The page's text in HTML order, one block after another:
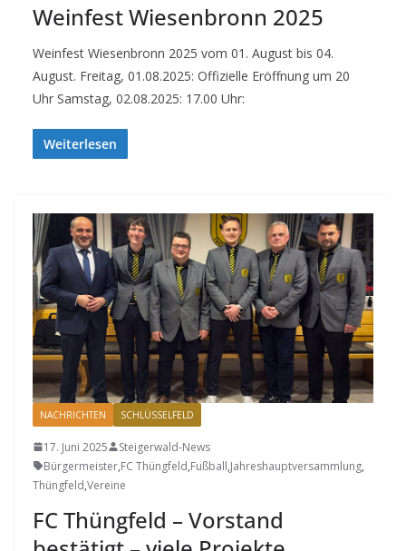
Weinfest Wiesenbronn 2025
Weinfest Wiesenbronn 2025 vom 01. August bis 04.
August. Freitag, 01.08.2025: Offizielle Eröffnung um 20
Uhr Samstag, 02.08.2025: 17.00 Uhr:
Weiterlesen
NACHRICHTEN SCHLÜSSELFELD
17. Juni 2025
Steigerwald-News
Bürgermeister,FC Thüngfeld,Fußball,Jahreshauptversammlung,
Thüngfeld,Vereine
FC Thüngfeld – Vorstand